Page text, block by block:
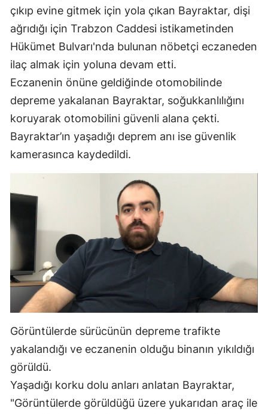
çıkıp evine gitmek için yola çıkan Bayraktar, dişi
ağrıdığı için Trabzon Caddesi istikametinden
Hükümet Bulvarı'nda bulunan nöbetçi eczaneden
ilaç almak için yoluna devam etti.
Eczanenin önüne geldiğinde otomobilinde
depreme yakalanan Bayraktar, soğukkanlılığını
koruyarak otomobilini güvenli alana çekti.
Bayraktar’ın yaşadığı deprem anı ise güvenlik
kamerasınca kaydedildi.
Görüntülerde sürücünün depreme trafikte
yakalandığı ve eczanenin olduğu binanın yıkıldığı
görüldü.
Yaşadığı korku dolu anları anlatan Bayraktar,
"Görüntülerde görüldüğü üzere yukarıdan araç ile